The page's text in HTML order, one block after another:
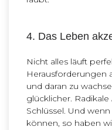
4. Das Leben
Nicht alles läuft
Herausforderungen
und daran zu
glücklicher.
Schlüssel. Und
können, so haben